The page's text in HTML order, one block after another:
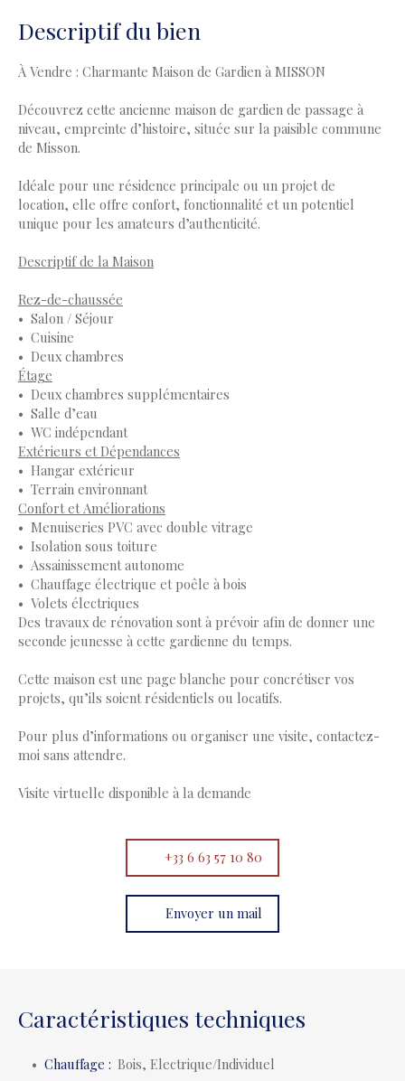
Descriptif du bien
À Vendre : Charmante Maison de Gardien à MISSON
Découvrez cette ancienne maison de gardien de passage à
niveau, empreinte d’histoire, située sur la paisible commune
de Misson.
Idéale pour une résidence principale ou un projet de
location, elle offre confort, fonctionnalité et un potentiel
unique pour les amateurs d’authenticité.
Descriptif de la Maison
Rez-de-chaussée
Salon / Séjour
Cuisine
Deux chambres
Étage
Deux chambres supplémentaires
Salle d’eau
WC indépendant
Extérieurs et Dépendances
Hangar extérieur
Terrain environnant
Confort et Améliorations
Menuiseries PVC avec double vitrage
Isolation sous toiture
Assainissement autonome
Chauffage électrique et poêle à bois
Volets électriques
Des travaux de rénovation sont à prévoir afin de donner une
seconde jeunesse à cette gardienne du temps.
Cette maison est une page blanche pour concrétiser vos
projets, qu’ils soient résidentiels ou locatifs.
Pour plus d’informations ou organiser une visite, contactez-
moi sans attendre.
Visite virtuelle disponible à la demande
+33 6 63 57 10 80
Envoyer un mail
Caractéristiques techniques
Chauffage : Bois, Electrique/Individuel